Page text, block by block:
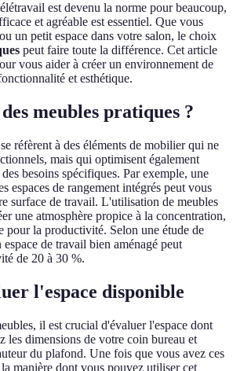
est devenu la norme pour beaucoup,
et agréable est essentiel. Que vous
un petit espace dans votre salon, le choix
peut faire toute la différence. Cet article
vous aider à créer un environnement de
et esthétique.
meubles pratiques ?
réfèrent à des éléments de mobilier qui ne
mais qui optimisent également
besoins spécifiques. Par exemple, une
espaces de rangement intégrés peut vous
surface de travail. L'utilisation de meubles
une atmosphère propice à la concentration,
pour la productivité. Selon une étude de
espace de travail bien aménagé peut
de 20 à 30 %.
l'espace disponible
il est crucial d'évaluer l'espace dont
les dimensions de votre coin bureau et
du plafond. Une fois que vous avez ces
manière dont vous pouvez utiliser cet